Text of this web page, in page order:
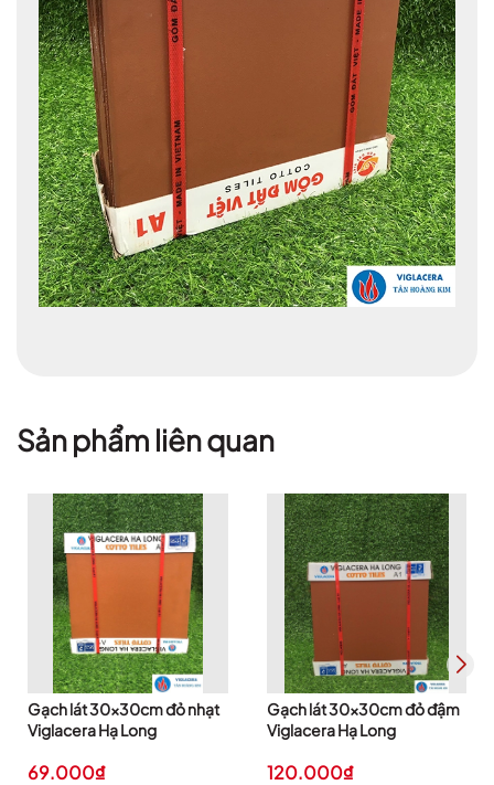
Sản phẩm liên quan
Gạch lát 30x30cm đỏ nhạt
Viglacera Hạ Long
69.000₫
Gạch lát 30x30cm đỏ đậm
Viglacera Hạ Long
120.000₫